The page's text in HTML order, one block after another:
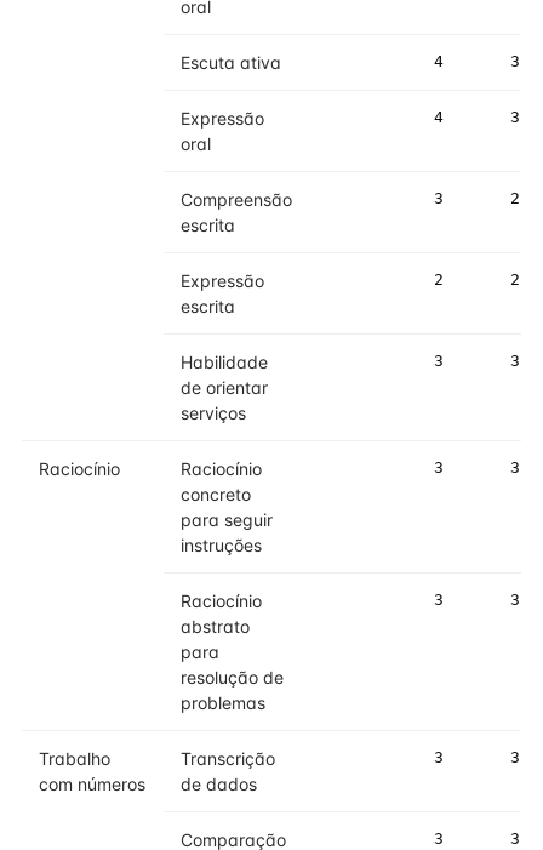
oral
Escuta ativa 4 3
Expressão
oral
4 3
Compreensão
escrita
3 2
Expressão
escrita
2 2
Habilidade
de orientar
serviços
3 3
Raciocínio
Raciocínio
concreto
para seguir
instruções
3 3
Raciocínio
abstrato
para
resolução de
problemas
3 3
Trabalho
com números
Transcrição
de dados
3 3
Comparação
3 3